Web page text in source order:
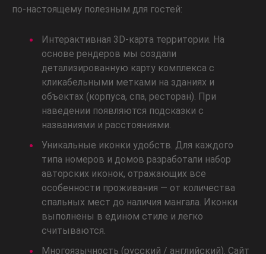
по-настоящему полезным для гостей:
Интерактивная 3D-карта территории. На
основе рендеров мы создали
детализированную карту комплекса с
кликабельными метками на зданиях и
объектах (корпуса, спа, ресторан). При
наведении появляются подсказки с
названиями и расстояниями.
Уникальные иконки удобств. Для каждого
типа номеров и домов разработали набор
авторских иконок, отражающих все
особенности проживания — от количества
спальных мест до наличия мангала. Иконки
выполнены в едином стиле и легко
считываются.
Многоязычность (русский / английский). Сайт